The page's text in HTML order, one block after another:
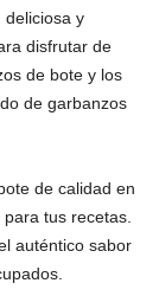
deliciosa y
disfrutar de
de bote y los
de garbanzos
de calidad en
tus recetas.
auténtico sabor